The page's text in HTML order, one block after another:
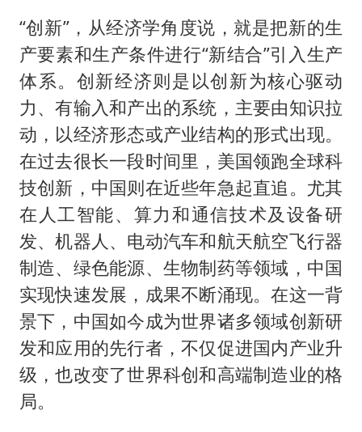
“创新”，从经济学角度说，就是把新的生
产要素和生产条件进行“新结合”引入生产
体系。创新经济则是以创新为核心驱动
力、有输入和产出的系统，主要由知识拉
动，以经济形态或产业结构的形式出现。
在过去很长一段时间里，美国领跑全球科
技创新，中国则在近些年急起直追。尤其
在人工智能、算力和通信技术及设备研
发、机器人、电动汽车和航天航空飞行器
制造、绿色能源、生物制药等领域，中国
实现快速发展，成果不断涌现。在这一背
景下，中国如今成为世界诸多领域创新研
发和应用的先行者，不仅促进国内产业升
级，也改变了世界科创和高端制造业的格
局。